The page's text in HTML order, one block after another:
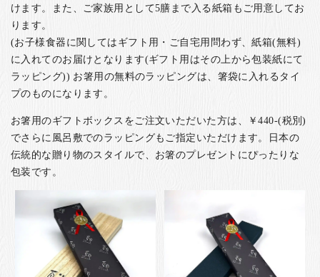
けます。また、ご家族用として5膳まで入る紙箱もご用意してお
ります。
(お子様食器に関してはギフト用・ご自宅用問わず、紙箱(無料)
に入れてのお届けとなります(ギフト用はその上から包装紙にて
ラッピング)) お箸用の無料のラッピングは、箸袋に入れるタイ
プのものになります。
お箸用のギフトボックスをご注文いただいた方は、￥440-(税別)
でさらに風呂敷でのラッピングもご指定いただけます。日本の
伝統的な贈り物のスタイルで、お箸のプレゼントにぴったりな
包装です。